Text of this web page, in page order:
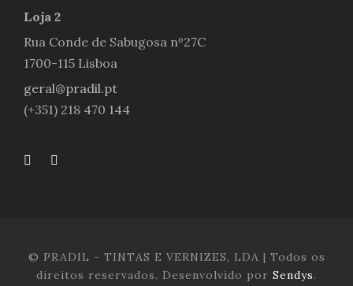
Loja 2
Rua Conde de Sabugosa nº27C
1700-115 Lisboa
geral@pradil.pt
(+351) 218 470 144
© PRADIL - TINTAS E VERNIZES, LDA | Todos os
direitos reservados. Desenvolvido por Sendys.